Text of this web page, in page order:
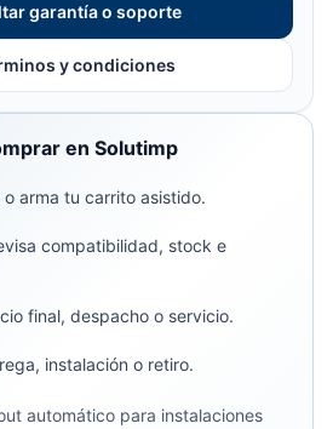
garantía o soporte
y condiciones
en Solutimp
arma tu carrito asistido.
compatibilidad, stock e
final, despacho o servicio.
instalación o retiro.
automático para instalaciones